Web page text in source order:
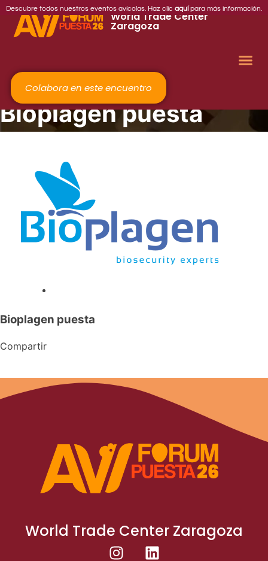
Descubre todos nuestros eventos avícolas. Haz clic aquípara más información.
2026
World Trade Center
Zaragoza
Colabora en este encuentro
Bioplagen puesta
Bioplagen puesta
Compartir
World Trade Center Zaragoza